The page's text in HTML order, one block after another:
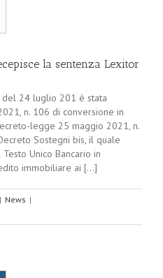
la sentenza Lexitor
24 luglio 201 è stata
n. 106 di conversione in
legge 25 maggio 2021, n.
Sostegni bis, il quale
Unico Bancario in
immobiliare ai [...]
| News |